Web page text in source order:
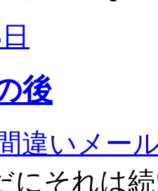
後
違いメー
にそれは